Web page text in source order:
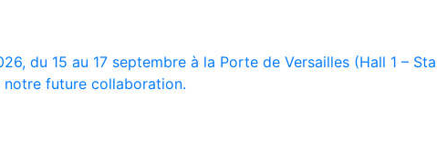
du 15 au 17 septembre à la Porte de Versailles (Hall 1 –
future collaboration.